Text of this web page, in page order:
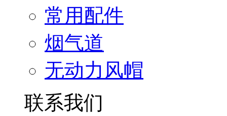
常用配件
烟气道
无动力风帽
联系我们